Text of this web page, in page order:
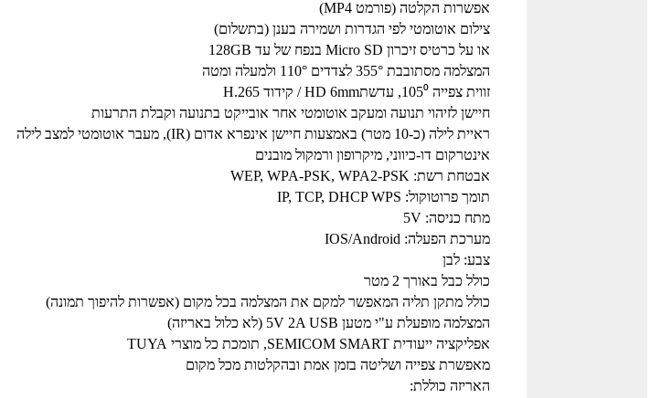
אפשרות הקלטה (פורמט MP4)
צילום אוטומטי לפי הגדרות ושמירה בענן (בתשלום)
או על כרטיס זיכרון Micro SD בנפח של עד 128GB
המצלמה מסתובבת 355° לצדדים 110° ולמעלה ומטה
זווית צפייה 105⁰, עדשתHD 6mm / קידוד H.265
חיישן לזיהוי תנועה ומעקב אוטומטי אחר אובייקט בתנועה וקבלת התרעות
ראיית לילה (כ-10 מטר) באמצעות חיישן אינפרא אדום (IR), מעבר אוטומטי למצב לילה
אינטרקום דו-כיווני, מיקרופון ורמקול מובנים
אבטחת רשת: WEP, WPA-PSK, WPA2-PSK
תומך פרוטוקול: IP, TCP, DHCP WPS
מתח כניסה: 5V
מערכת הפעלה: IOS/Android
צבע: לבן
כולל כבל באורך 2 מטר
כולל מתקן תליה המאפשר למקם את המצלמה בכל מקום (אפשרות להיפוך תמונה)
המצלמה מופעלת ע"י מטען 5V 2A USB (לא כלול באריזה)
אפליקציה ייעודית SEMICOM SMART, תומכת כל מוצרי TUYA
מאפשרת צפייה ושליטה בזמן אמת ובהקלטות מכל מקום
האריזה כוללת: